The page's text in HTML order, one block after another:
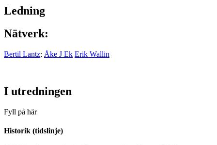
Ledning
Nätverk:
Bertil Lantz; Åke J Ek Erik Wallin
I utredningen
Fyll på här
Historik (tidslinje)